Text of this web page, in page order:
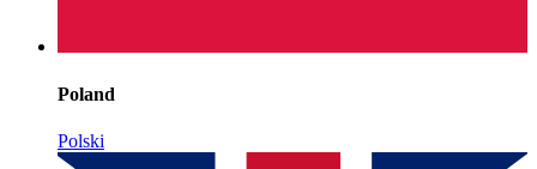
Poland
Polski